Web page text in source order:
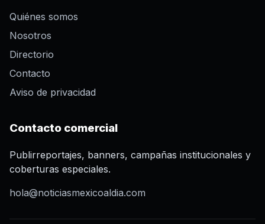
Quiénes somos
Nosotros
Directorio
Contacto
Aviso de privacidad
Contacto comercial
Publirreportajes, banners, campañas institucionales y
coberturas especiales.
hola@noticiasmexicoaldia.com